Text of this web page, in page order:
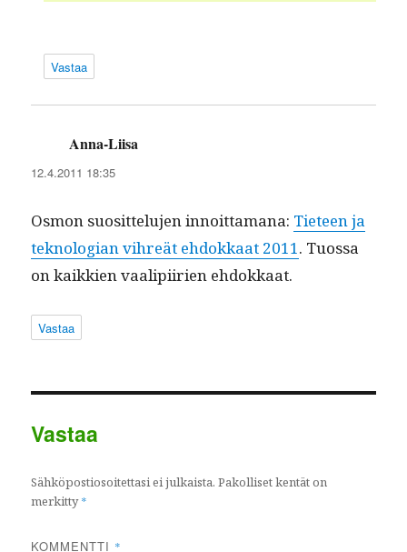
Vastaa
Anna-Liisa
12.4.2011 18:35
Osmon suosit­telu­jen innoit­ta­mana: Tieteen ja
teknolo­gian vihreät ehdokkaat 2011. Tuos­sa
on kaikkien vaalipi­irien ehdokkaat.
Vastaa
Vastaa
Sähköpostiosoitettasi ei julkaista. Pakolliset kentät on
merkitty*
KOMMENTTI *